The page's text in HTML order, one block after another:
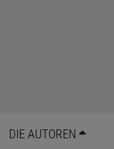
DIE AUTOREN